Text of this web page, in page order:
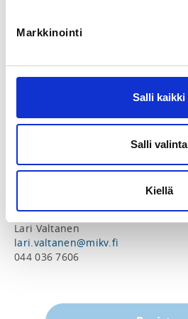
Markkinointi
Salli kaikki
Salli valinta
Kiellä
LOCATION
Mikkeli
Yleisurheilu
ADDITIONAL INFORMATION
Lari Valtanen
lari.valtanen@mikv.fi
044 036 7606